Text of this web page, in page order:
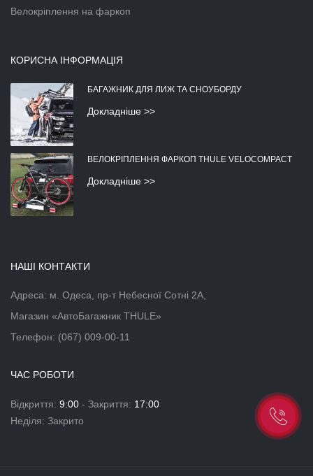
Велокріплення на фаркоп
КОРИСНА ІНФОРМАЦІЯ
БАГАЖНИК ДЛЯ ЛИЖ ТА СНОУБОРДУ
Докладніше >>
ВЕЛОКРІПЛЕННЯ ФАРКОП THULE VELOCOMPACT
Докладніше >>
НАШІ КОНТАКТИ
Адреса: м. Одеса, пр-т Небесної Сотні 2А,
Магазин «АвтоБагажник THULE»
Телефон: (067) 009-00-11
ЧАС РОБОТИ
Відкриття: 9:00 - Закриття: 17:00
Неділя: Закрито